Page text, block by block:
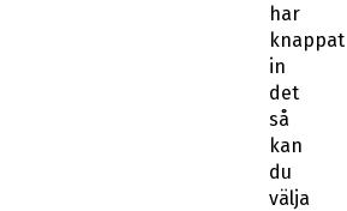
har
knappat
in
det
så
kan
du
välja